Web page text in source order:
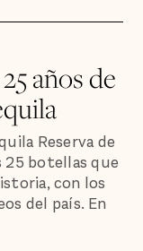
años de
Reserva de
25 botellas que
con los
del país. En